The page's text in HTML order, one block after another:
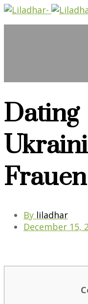
Dating
Frauen
By liladhar
December 15,